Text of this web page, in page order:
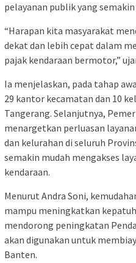
pelayanan publik yang
“Harapan kita masyarakat
dekat dan lebih cepat dalam
pajak kendaraan bermotor,”
Ia menjelaskan, pada tahap
29 kantor kecamatan dan 10
Tangerang. Selanjutnya,
menargetkan perluasan
dan kelurahan di seluruh
semakin mudah mengakses
kendaraan.
Menurut Andra Soni,
mampu meningkatkan
mendorong peningkatan
akan digunakan untuk
Banten.